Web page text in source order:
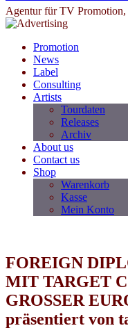
Agentur für TV
Promotion
News
Label
Consulting
Artists
Tourdaten
Releases
Archiv
About us
Contact us
Shop
Warenkorb
Kasse
Mein Konto
FOREIGN
MIT TARGET
GROSSER
präsentiert von